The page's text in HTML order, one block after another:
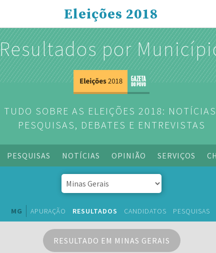
Eleições 2018
por
TUDO SOBRE AS ELEIÇÕES 2018:
PESQUISAS, DEBATES E ENTREVISTAS
PESQUISAS NOTÍCIAS OPINIÃO SERVIÇOS
MG APURAÇÃO RESULTADOS CANDIDATOS PESQUISAS
RESULTADO EM MINAS GERAIS